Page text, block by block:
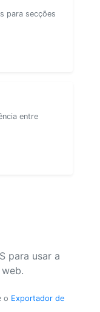
para secções
entre
para usar a
o Exportador de